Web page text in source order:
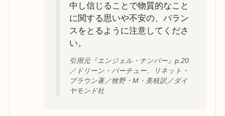
中し信じることで物質的なこと
に関する思いや不安の、バラン
スをとるように注意してくださ
い。
引用元『エンジェル・ナンバー』p.20
／ドリーン・バーチュー、リネット・
ブラウン著／牧野・M・美枝訳／ダイ
ヤモンド社